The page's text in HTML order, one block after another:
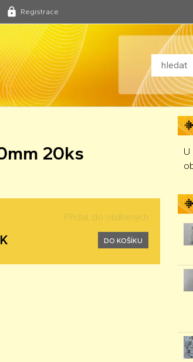
Registrace
20ks
Přidat do oblíbených
DO KOŠÍKU
U